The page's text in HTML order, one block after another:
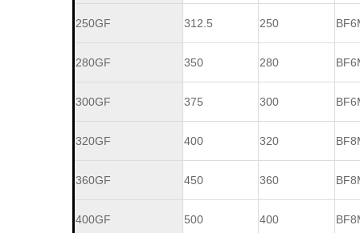
250GF 312.5 250
280GF 350 280
300GF 375 300
320GF 400 320
360GF 450 360
400GF 500 400